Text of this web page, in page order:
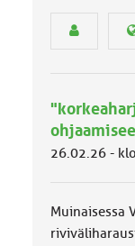
m
ä
u
k
a
26.02.26 -
Muinaisessa